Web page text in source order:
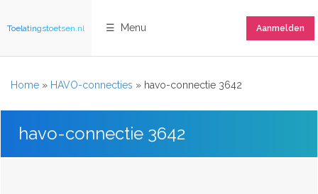
Toelatingstoetsen.nl ☰ Menu Aanmelden
Home » HAVO-connecties » havo-connectie 3642
havo-connectie 3642